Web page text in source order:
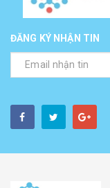
ĐĂNG KÝ NHẬN TIN